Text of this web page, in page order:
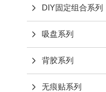
DIY固定组合系列
吸盘系列
背胶系列
无痕贴系列